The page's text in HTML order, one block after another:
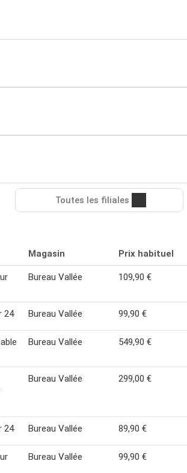
Toutes les filiales
Magasin Prix habituel
Bureau Vallée 109,90 €
24 Bureau Vallée 99,90 €
Bureau Vallée 549,90 €
Bureau Vallée 299,00 €
24 Bureau Vallée 89,90 €
Bureau Vallée 99,90 €